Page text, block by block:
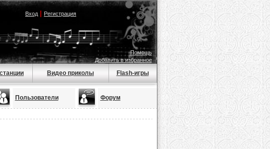
Вход| Регистрация
Помощь
Добавить в избранное
Видео приколы Flash-игры
Пользователи Форум